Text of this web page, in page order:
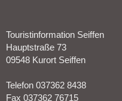
Touristinformation Seiffen
Hauptstraße 73
09548 Kurort Seiffen
Telefon 037362 8438
Fax 037362 76715